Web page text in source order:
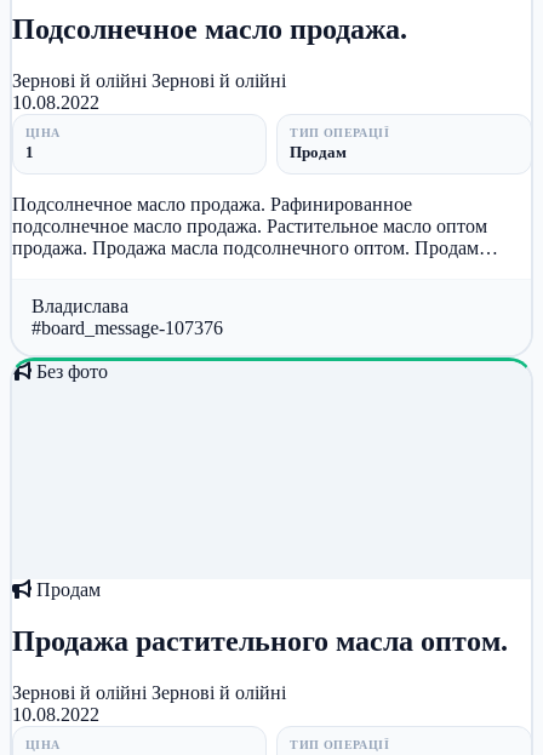
Подсолнечное масло продажа.
Зернові й олійні Зернові й олійні
10.08.2022
ЦІНА
1
ТИП ОПЕРАЦІЇ
Продам
Подсолнечное масло продажа. Рафинированное
подсолнечное масло продажа. Растительное масло оптом
продажа. Продажа масла подсолнечного оптом. Продам
Владислава
#board_message-107376
Без фото
Продам
Продажа растительного масла оптом.
Зернові й олійні Зернові й олійні
10.08.2022
ЦІНА ТИП ОПЕРАЦІЇ